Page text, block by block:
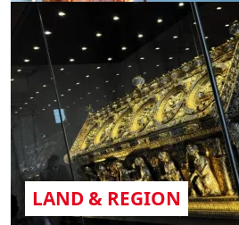
LAND & REGION